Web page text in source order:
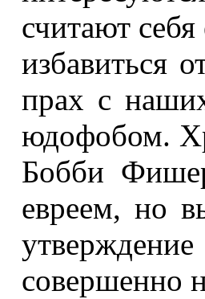
считают
избавиться
прах с
юдофобом.
Бобби
евреем, но
совершенно